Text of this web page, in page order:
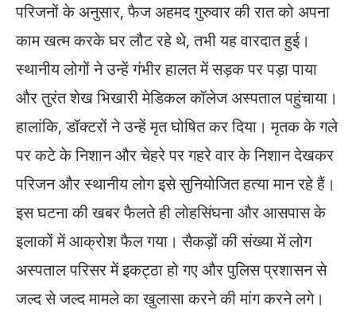
परिजनों के अनुसार, फैज अहमद गुरुवार की रात को अपना
काम खत्म करके घर लौट रहे थे, तभी यह वारदात हुई।
स्थानीय लोगों ने उन्हें गंभीर हालत में सड़क पर पड़ा पाया
और तुरंत शेख भिखारी मेडिकल कॉलेज अस्पताल पहुंचाया।
हालांकि, डॉक्टरों ने उन्हें मृत घोषित कर दिया। मृतक के गले
पर कटे के निशान और चेहरे पर गहरे वार के निशान देखकर
परिजन और स्थानीय लोग इसे सुनियोजित हत्या मान रहे हैं।
इस घटना की खबर फैलते ही लोहसिंघना और आसपास के
इलाकों में आक्रोश फैल गया। सैकड़ों की संख्या में लोग
अस्पताल परिसर में इकट्ठा हो गए और पुलिस प्रशासन से
जल्द से जल्द मामले का खुलासा करने की मांग करने लगे।